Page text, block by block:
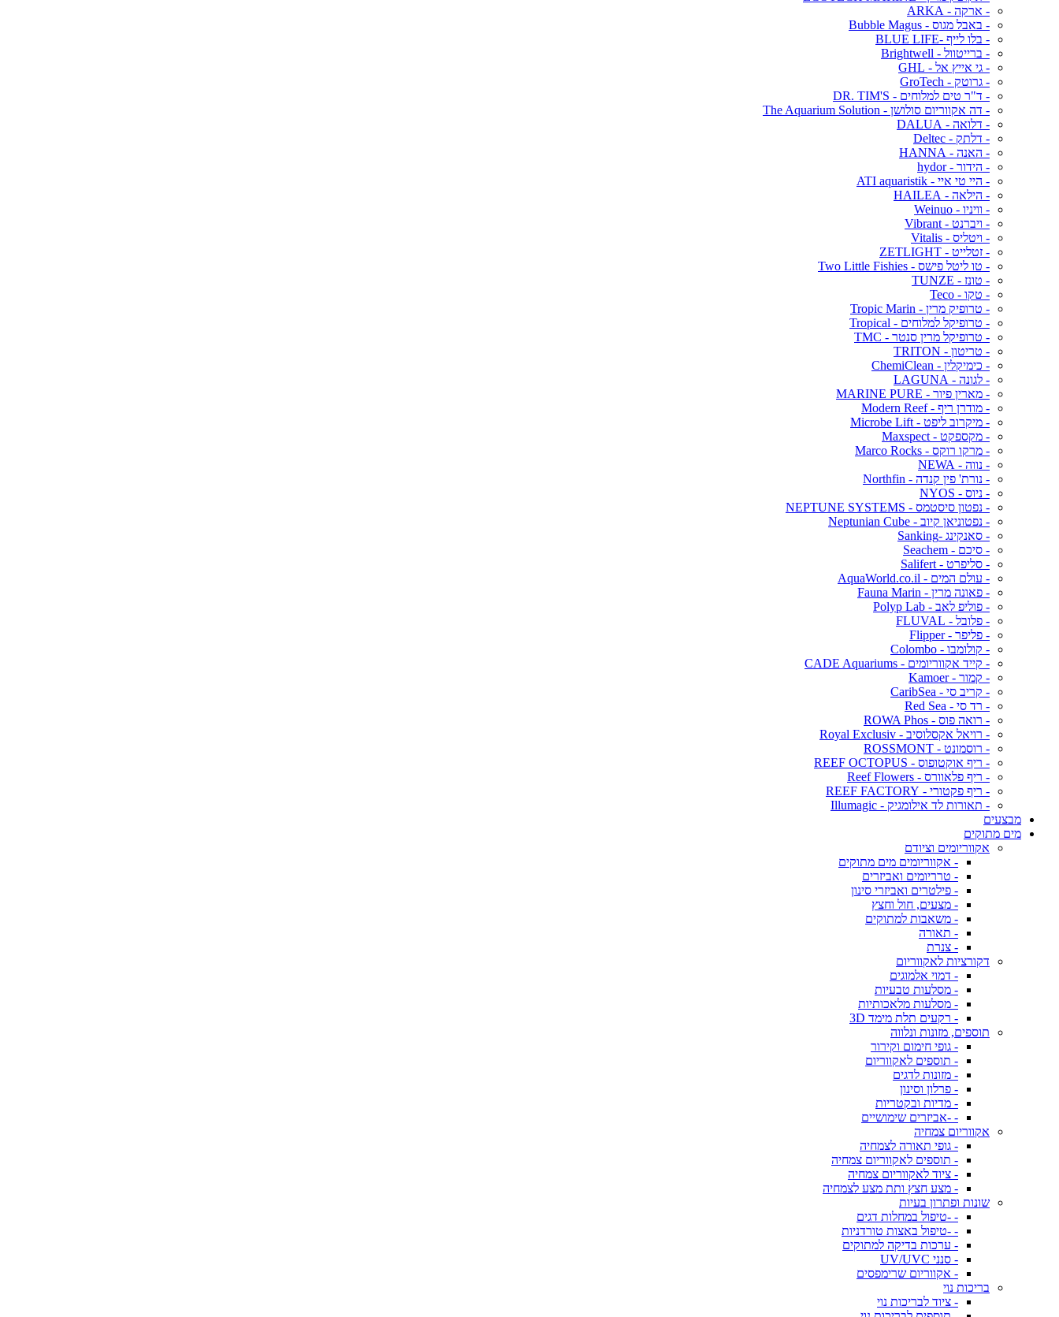
- ארקה - ARKA
- באבל מגוס - Bubble Magus
- בלו לייף -BLUE LIFE
- ברייטוול - Brightwell
- גי אייץ אל - GHL
- גרוטק - GroTech
- ד"ר טים למלוחים - DR. TIM'S
- דה אקווריום סולושן - The Aquarium Solution
- דלואה - DALUA
- דלתק - Deltec
- האנה - HANNA
- הידור - hydor
- היי טי איי - ATI aquaristik
- הילאה - HAILEA
- וויניו - Weinuo
- ויברנט - Vibrant
- ויטליס - Vitalis
- זטלייט - ZETLIGHT
- טו ליטל פישס - Two Little Fishies
- טונז - TUNZE
- טקו - Teco
- טרופיק מרין - Tropic Marin
- טרופיקל למלוחים - Tropical
- טרופיקל מרין סנטר - TMC
- טריטון - TRITON
- כימיקלין - ChemiClean
- לגונה - LAGUNA
- מארין פיור - MARINE PURE
- מודרן ריף - Modern Reef
- מיקרוב ליפט - Microbe Lift
- מקספקט - Maxspect
- מרקו רוקס - Marco Rocks
- נווה - NEWA
- נורת' פין קנדה - Northfin
- ניוס - NYOS
- נפטון סיסטמס - NEPTUNE SYSTEMS
- נפטוניאן קיוב - Neptunian Cube
- סאנקינג -Sanking
- סיכם - Seachem
- סליפרט - Salifert
- עולם המים - AquaWorld.co.il
- פאונה מרין - Fauna Marin
- פוליפ לאב - Polyp Lab
- פלובל - FLUVAL
- פליפר - Flipper
- קולומבו - Colombo
- קייד אקווריומים - CADE Aquariums
- קמור - Kamoer
- קריב סי - CaribSea
- רד סי - Red Sea
- רואה פוס - ROWA Phos
- רויאל אקסלוסיב - Royal Exclusiv
- רוסמונט - ROSSMONT
- ריף אוקטופוס - REEF OCTOPUS
- ריף פלאוורס - Reef Flowers
- ריף פקטורי - REEF FACTORY
- תאורות לד אילומגיק - Illumagic
מבצעים
מים מתוקים
אקווריומים וציודם
- אקווריומים מים מתוקים
- טרריומים ואביזרים
- פילטרים ואביזרי סינון
- מצעים, חול וחצץ
- משאבות למתוקים
- תאורה
- צנרת
דקורציות לאקווריום
- דמוי אלמוגים
- מסלעות טבעיות
- מסלעות מלאכותיות
- רקעים תלת מימד 3D
תוספים, מזונות ונלווה
- גופי חימום וקירור
- תוספים לאקווריום
- מזונות לדגים
- פרלון וסינון
- מדיות ובקטריות
- -אביזרים שימושיים
אקווריום צמחיה
- גופי תאורה לצמחיה
- תוספים לאקווריום צמחיה
- ציוד לאקווריום צמחיה
- מצע חצץ ותת מצע לצמחיה
שונות ופתרון בעיות
- -טיפול במחלות דגים
- -טיפול באצות טורדניות
- ערכות בדיקה למתוקים
- סנני UV/UVC
- אקווריום שרימפסים
בריכות נוי
- ציוד לבריכות נוי